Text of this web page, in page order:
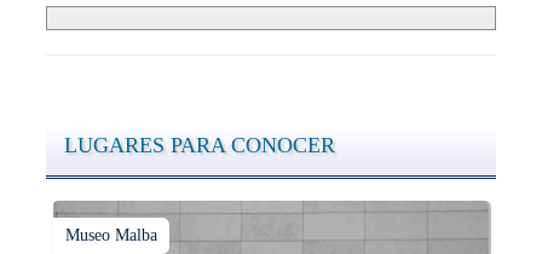
LUGARES PARA CONOCER
Museo Malba